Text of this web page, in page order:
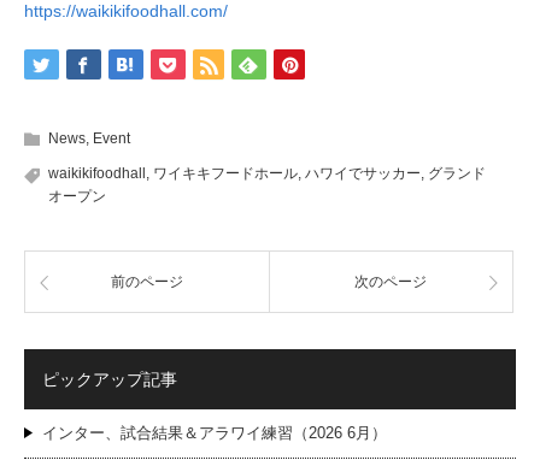
https://waikikifoodhall.com/
News, Event
waikikifoodhall , ワイキキフードホール, ハワイでサッカー, グランド
オープン
前のページ 次のページ
ピックアップ記事
インター、試合結果＆アラワイ練習（2026 6月）